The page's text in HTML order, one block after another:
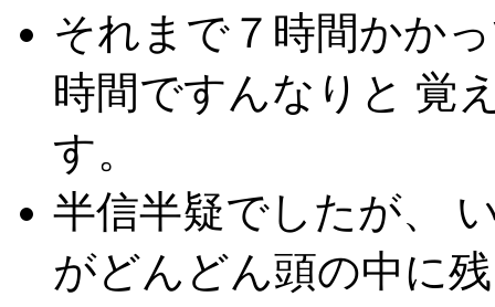
それまで７時間かか
時間ですんなりと 覚
す。
半信半疑でしたが、
がどんどん頭の中に